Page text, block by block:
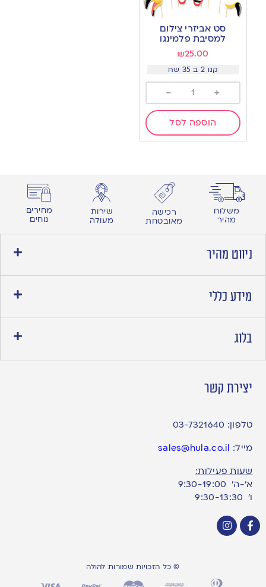
Add
wishlist
סט אביזרי צילום
למסיבת פלמינגו
₪25.00
קנו 2 ב 35 שח
+
-
הוספה לסל
משלוח
מהיר
רכישה
מאובטחת
שירות
מעולה
מחירים
נוחים
ניווט מהיר
מידע כללי
בלוג
יצירת קשר
טלפון: 03-7321640
מייל: sales@hula.co.il
שעות פעילות:
א’-ה’ 9:30-19:00
ו׳ 9:30-13:30
© כל הזכויות שמורות להולה